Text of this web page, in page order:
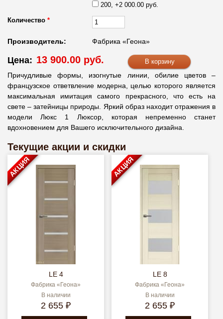
200, +2 000.00 руб.
Количество *
Производитель: Фабрика «Геона»
Цена: 13 900.00 руб.
Причудливые формы, изогнутые линии, обилие цветов –
французское ответвление модерна, целью которого является
максимальная имитация самого прекрасного, что есть на
свете – затейницы природы. Яркий образ находит отражения в
модели Люкс 1 Люксор, которая непременно станет
вдохновением для Вашего исключительного дизайна.
Текущие акции и скидки
LE 4
Фабрика «Геона»
В наличии
2 655 ₽
АКЦИЯ
LE 8
Фабрика «Геона»
В наличии
2 655 ₽
АКЦИЯ